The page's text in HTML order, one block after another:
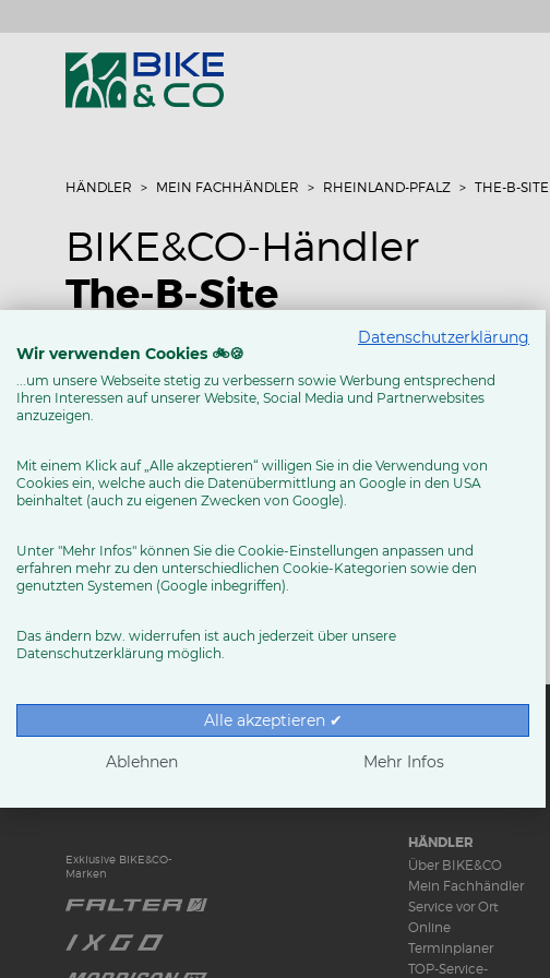
HÄNDLER MEIN FACHHÄNDLER RHEINLAND-PFALZ THE-B-SITE
BIKE&CO-Händler
The-B-Site
Kennedyallee 32
55774 Baumholder
Tel: 06783 189726
baumholder (at) the-b-site.de
Exklusive BIKE&CO-
Marken
RUND UMS RAD
News & Trends
HÄNDLER
Über BIKE&CO
Mein Fachhändler
Service vor Ort
Online
Terminplaner
TOP-Service-
Datenschutzerklärung
Wir verwenden Cookies 🚲🍪
...um unsere Webseite stetig zu verbessern sowie Werbung entsprechend
Ihren Interessen auf unserer Website, Social Media und Partnerwebsites
anzuzeigen.
Mit einem Klick auf „Alle akzeptieren“ willigen Sie in die Verwendung von
Cookies ein, welche auch die Datenübermittlung an Google in den USA
beinhaltet (auch zu eigenen Zwecken von Google).
Unter "Mehr Infos" können Sie die Cookie-Einstellungen anpassen und
erfahren mehr zu den unterschiedlichen Cookie-Kategorien sowie den
genutzten Systemen (Google inbegriffen).
Das ändern bzw. widerrufen ist auch jederzeit über unsere
Datenschutzerklärung möglich.
Alle akzeptieren ✔
Ablehnen Mehr Infos